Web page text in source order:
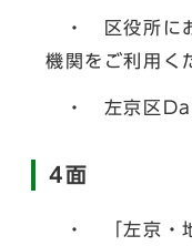
・ 区役所にお
機関をご利用く
・ 左京区
4面
・ 「左京・地